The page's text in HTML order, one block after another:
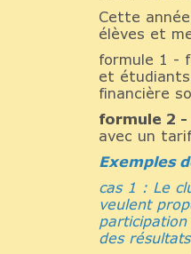
Cette
élèves et
formule 1 -
et
financière
formule 2
avec un
Exemples
cas 1 : Le
veulent
des